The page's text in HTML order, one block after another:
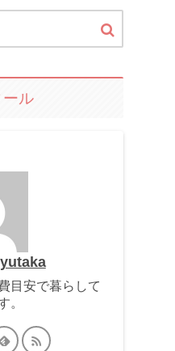
ール
目安で暮らして
。